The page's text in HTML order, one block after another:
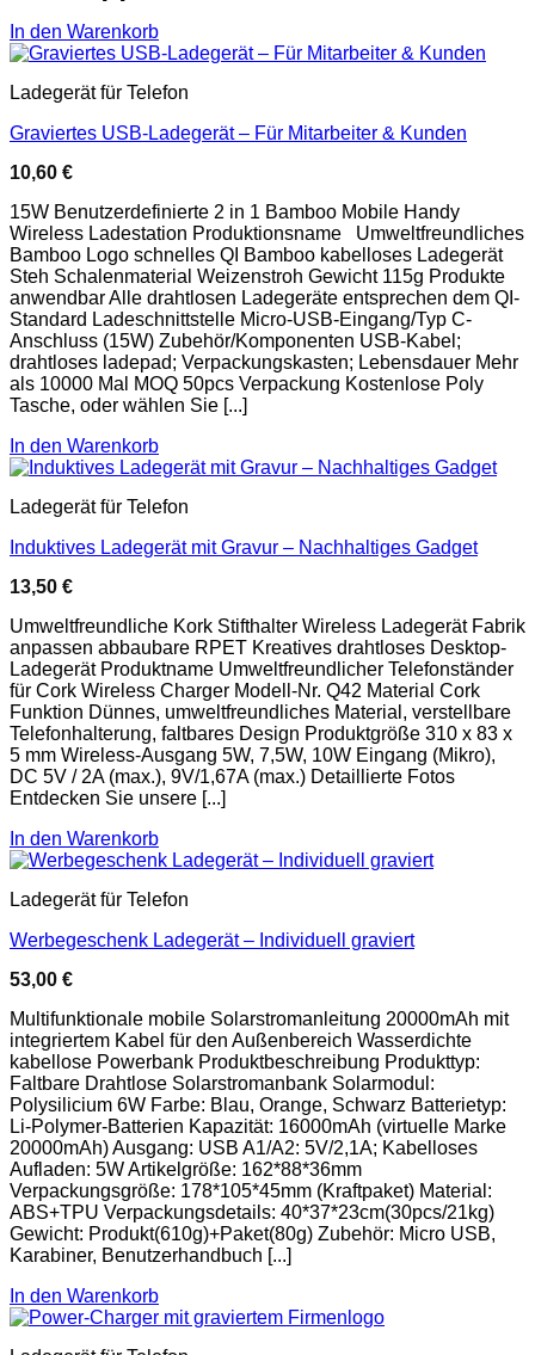
In den Warenkorb
Ladegerät für Telefon
Graviertes USB-Ladegerät – Für Mitarbeiter & Kunden
10,60 €
15W Benutzerdefinierte 2 in 1 Bamboo Mobile Handy
Wireless Ladestation Produktionsname Umweltfreundliches
Bamboo Logo schnelles QI Bamboo kabelloses Ladegerät
Steh Schalenmaterial Weizenstroh Gewicht 115g Produkte
anwendbar Alle drahtlosen Ladegeräte entsprechen dem QI-
Standard Ladeschnittstelle Micro-USB-Eingang/Typ C-
Anschluss (15W) Zubehör/Komponenten USB-Kabel;
drahtloses ladepad; Verpackungskasten; Lebensdauer Mehr
als 10000 Mal MOQ 50pcs Verpackung Kostenlose Poly
Tasche, oder wählen Sie [...]
In den Warenkorb
Ladegerät für Telefon
Induktives Ladegerät mit Gravur – Nachhaltiges Gadget
13,50 €
Umweltfreundliche Kork Stifthalter Wireless Ladegerät Fabrik
anpassen abbaubare RPET Kreatives drahtloses Desktop-
Ladegerät Produktname Umweltfreundlicher Telefonständer
für Cork Wireless Charger Modell-Nr. Q42 Material Cork
Funktion Dünnes, umweltfreundliches Material, verstellbare
Telefonhalterung, faltbares Design Produktgröße 310 x 83 x
5 mm Wireless-Ausgang 5W, 7,5W, 10W Eingang (Mikro),
DC 5V / 2A (max.), 9V/1,67A (max.) Detaillierte Fotos
Entdecken Sie unsere [...]
In den Warenkorb
Ladegerät für Telefon
Werbegeschenk Ladegerät – Individuell graviert
53,00 €
Multifunktionale mobile Solarstromanleitung 20000mAh mit
integriertem Kabel für den Außenbereich Wasserdichte
kabellose Powerbank Produktbeschreibung Produkttyp:
Faltbare Drahtlose Solarstromanbank Solarmodul:
Polysilicium 6W Farbe: Blau, Orange, Schwarz Batterietyp:
Li-Polymer-Batterien Kapazität: 16000mAh (virtuelle Marke
20000mAh) Ausgang: USB A1/A2: 5V/2,1A; Kabelloses
Aufladen: 5W Artikelgröße: 162*88*36mm
Verpackungsgröße: 178*105*45mm (Kraftpaket) Material:
ABS+TPU Verpackungsdetails: 40*37*23cm(30pcs/21kg)
Gewicht: Produkt(610g)+Paket(80g) Zubehör: Micro USB,
Karabiner, Benutzerhandbuch [...]
In den Warenkorb